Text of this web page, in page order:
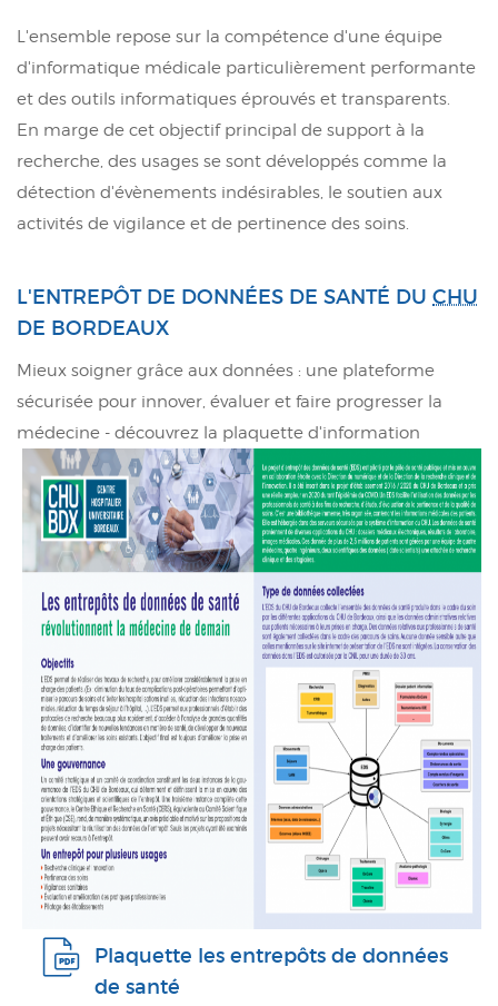
L'ensemble repose sur la compétence d'une équipe
d'informatique médicale particulièrement performante
et des outils informatiques éprouvés et transparents.
En marge de cet objectif principal de support à la
recherche, des usages se sont développés comme la
détection d'évènements indésirables, le soutien aux
activités de vigilance et de pertinence des soins.
L'ENTREPÔT DE DONNÉES DE SANTÉ DU CHU
DE BORDEAUX
Mieux soigner grâce aux données : une plateforme
sécurisée pour innover, évaluer et faire progresser la
médecine - découvrez la plaquette d'information
Plaquette les entrepôts de données
de santé